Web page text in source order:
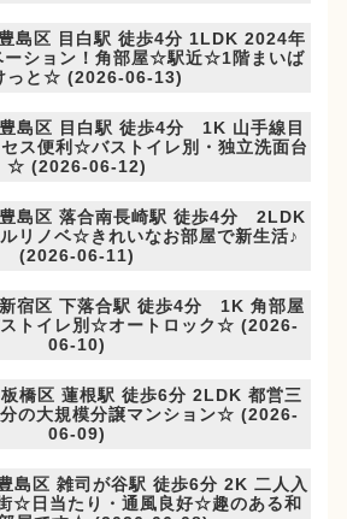
豊島区 目白駅 徒歩4分 1LDK 2024年
ーション！角部屋☆駅近☆1階まいば
っと☆ (2026-06-13)
豊島区 目白駅 徒歩4分 1K 山手線目
ス便利☆バストイレ別・独立洗面台
☆ (2026-06-12)
豊島区 落合南長崎駅 徒歩4分 2LDK
リノベ☆きれいなお部屋で新生活♪
(2026-06-11)
新宿区 下落合駅 徒歩4分 1K 角部屋
トイレ別☆オートロック☆ (2026-
06-10)
板橋区 蓮根駅 徒歩6分 2LDK 都営三
の大規模分譲マンション☆ (2026-
06-09)
島区 雑司が谷駅 徒歩6分 2K 二人入
☆日当たり・通風良好☆趣のある和